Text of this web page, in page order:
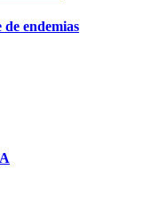
de endemias